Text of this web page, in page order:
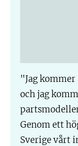
"Jag
och jag
Genom ett
Sverige vårt